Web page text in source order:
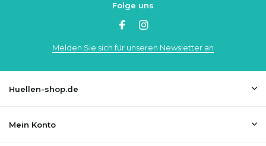
Folge uns
Melden Sie sich für unseren Newsletter an
Huellen-shop.de
Mein Konto